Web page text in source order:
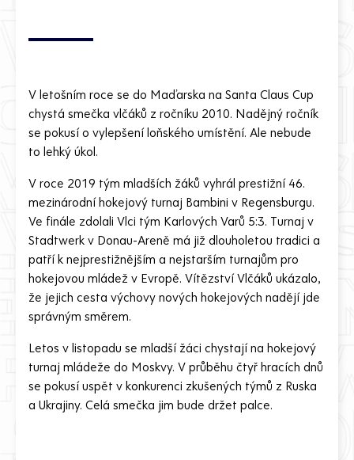
V letošním roce se do Maďarska na Santa Claus Cup
chystá smečka vlčáků z ročníku 2010. Nadějný ročník
se pokusí o vylepšení loňského umístění. Ale nebude
to lehký úkol.
V roce 2019 tým mladších žáků vyhrál prestižní 46.
mezinárodní hokejový turnaj Bambini v Regensburgu.
Ve finále zdolali Vlci tým Karlových Varů 5:3. Turnaj v
Stadtwerk v Donau-Areně má již dlouholetou tradici a
patří k nejprestižnějším a nejstarším turnajům pro
hokejovou mládež v Evropě. Vítězství Vlčáků ukázalo,
že jejich cesta výchovy nových hokejových nadějí jde
správným směrem.
Letos v listopadu se mladší žáci chystají na hokejový
turnaj mládeže do Moskvy. V průběhu čtyř hracích dnů
se pokusí uspět v konkurenci zkušených týmů z Ruska
a Ukrajiny. Celá smečka jim bude držet palce.